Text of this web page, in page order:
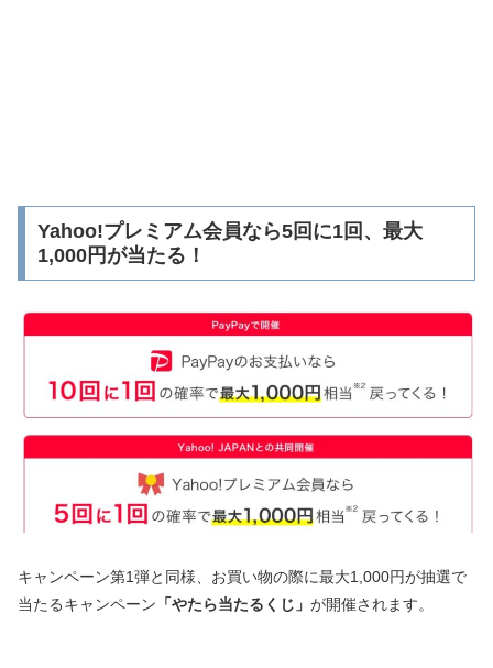
Yahoo!プレミアム会員なら5回に1回、最大
1,000円が当たる！
キャンペーン第1弾と同様、お買い物の際に最大1,000円が抽選で
当たるキャンペーン 「やたら当たるくじ」 が開催されます。